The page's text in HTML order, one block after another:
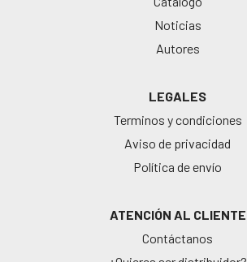
Noticias
Autores
LEGALES
Terminos y condiciones
Aviso de privacidad
Política de envío
ATENCIÓN AL CLIENTE
Contáctanos